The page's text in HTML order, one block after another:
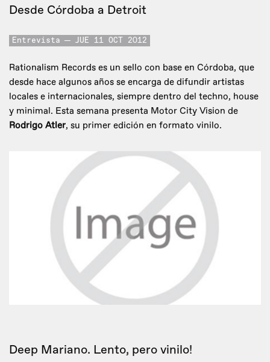
Desde Córdoba a Detroit
Entrevista JUE 11 OCT 2012
Rationalism Records es un sello con base en Córdoba, que
desde hace algunos años se encarga de difundir artistas
locales e internacionales, siempre dentro del techno, house
y minimal. Esta semana presenta Motor City Vision de
Rodrigo Atler, su primer edición en formato vinilo.
Deep Mariano. Lento, pero vinilo!